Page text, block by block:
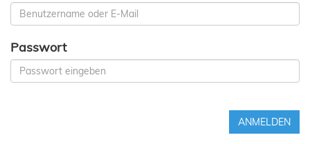
Passwort
ANMELDEN